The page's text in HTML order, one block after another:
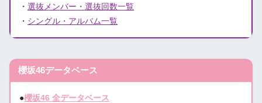
・選抜メンバー・選抜回数一覧
・ シングル・アルバム一覧
櫻坂46データベース
●櫻坂46 全データベース